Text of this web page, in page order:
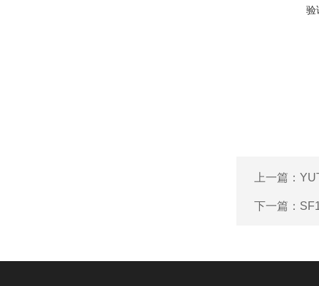
验
上一篇：
下一篇：